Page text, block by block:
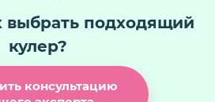
выбрать подходящий
кулер?
консультацию